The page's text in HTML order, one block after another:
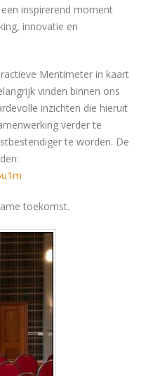
inspirerend moment
innovatie en
Mentimeter in kaart
vinden binnen ons
inzichten die hieruit
verder te
te worden. De
toekomst.